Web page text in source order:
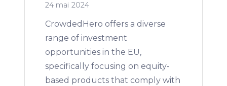
24 mai 2024
CrowdedHero offers a diverse
range of investment
opportunities in the EU,
specifically focusing on equity-
based products that comply with